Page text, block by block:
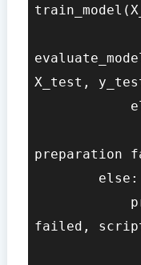
X_test,
preparation
failed,